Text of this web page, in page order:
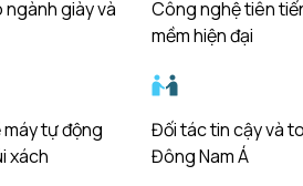
giày và
Công nghệ tiên
mềm hiện đại
máy tự động
xách
Đối tác tin cậy và
Đông Nam Á